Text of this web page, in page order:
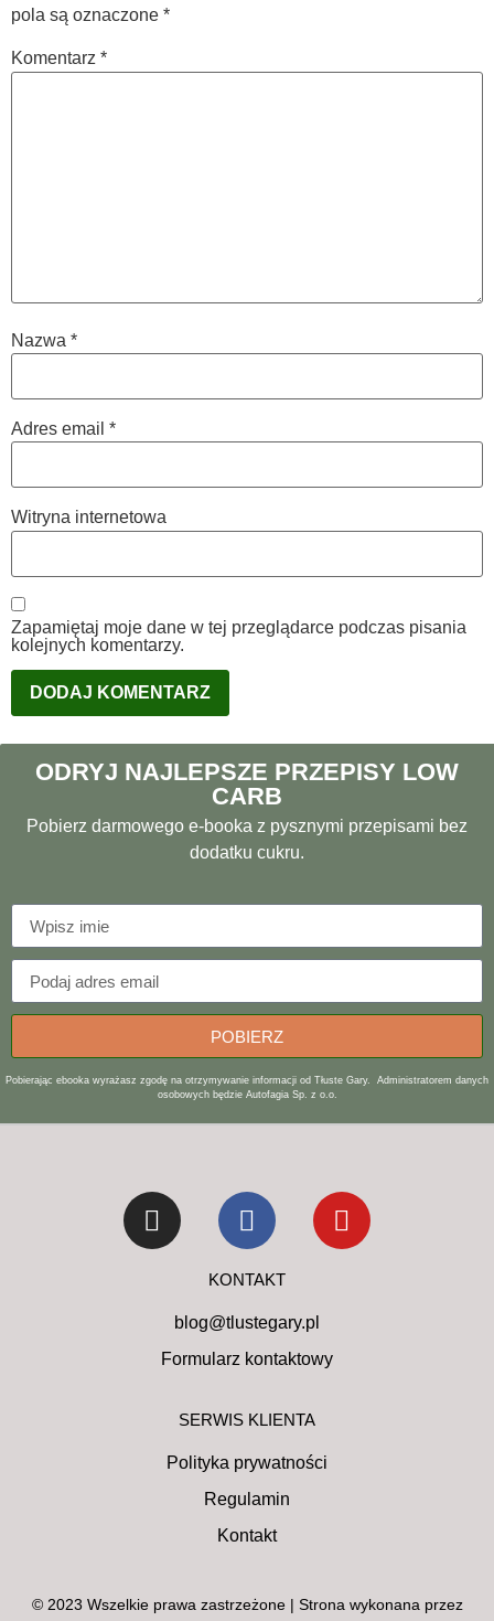
pola są oznaczone *
Komentarz *
Nazwa *
Adres email *
Witryna internetowa
Zapamiętaj moje dane w tej przeglądarce podczas pisania
kolejnych komentarzy.
ODRYJ NAJLEPSZE PRZEPISY LOW
CARB
Pobierz darmowego e-booka z pysznymi przepisami bez
dodatku cukru.
POBIERZ
Pobierając ebooka wyrażasz zgodę na otrzymywanie informacji od Tłuste Gary. Administratorem danych
osobowych będzie Autofagia Sp. z o.o.
KONTAKT
blog@tlustegary.pl
Formularz kontaktowy
SERWIS KLIENTA
Polityka prywatności
Regulamin
Kontakt
© 2023 Wszelkie prawa zastrzeżone | Strona wykonana przez